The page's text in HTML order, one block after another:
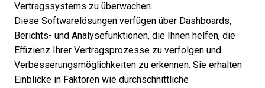
Vertragssystems zu überwachen.
Diese Softwarelösungen verfügen über Dashboards,
Berichts- und Analysefunktionen, die Ihnen helfen, die
Effizienz Ihrer Vertragsprozesse zu verfolgen und
Verbesserungsmöglichkeiten zu erkennen. Sie erhalten
Einblicke in Faktoren wie durchschnittliche